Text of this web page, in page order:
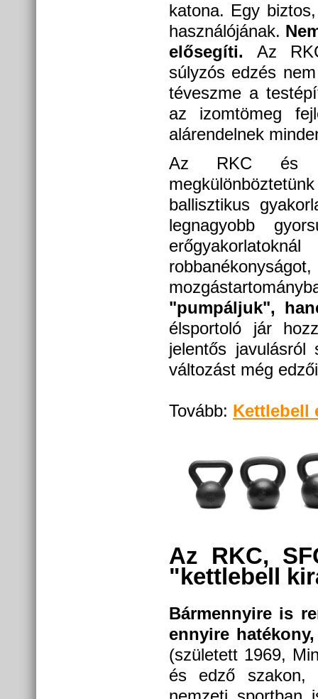
katona. Egy
használójának.
elősegíti. Az
súlyzós edzés
téveszme a
az izomtömeg
alárendelnek
Az RKC és
ballisztikus
legnagyobb
"pumpáljuk",
élsportoló jár
jelentős
változást még
Tovább: Kettlebell
Az RKC,
"kettlebell
Bármennyire is
ennyire
(született 1969,
és edző szakon,